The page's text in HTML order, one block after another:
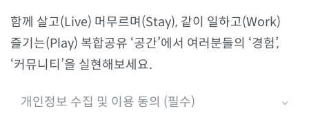
함께 살고(Live) 머무르며(Stay), 같이 일하고(Work)
즐기는(Play) 복합공유 ‘공간’에서 여러분들의 ‘경험’,
‘커뮤니티’을 실현해보세요.
개인정보 수집 및 이용 동의 (필수)